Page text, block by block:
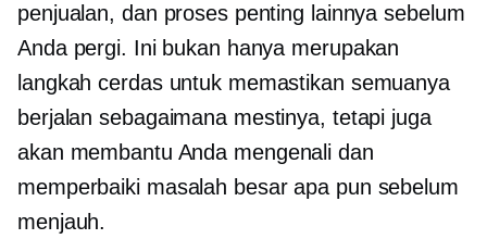
penjualan, dan proses penting lainnya sebelum
Anda pergi. Ini bukan hanya merupakan
langkah cerdas untuk memastikan semuanya
berjalan sebagaimana mestinya, tetapi juga
akan membantu Anda mengenali dan
memperbaiki masalah besar apa pun sebelum
menjauh.